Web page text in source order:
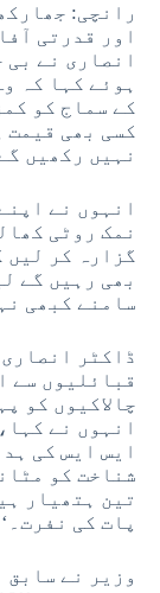
رانچی:
اور قدرتی
انصاری نے
ہوئے کہا کہ
کے سماج کو
کسی بھی قیمت
نہیں رکھیں
انہوں نے
نمک روٹی
گزارہ کر لیں
بھی رہیں گے
سامنے کبھی
ڈاکٹر
قبائلیوں سے
چالاکیوں کو
انہوں نے
ایس ایس کی
شناخت کو
تین ہتھیار
پات کی
وزیر نے سابق